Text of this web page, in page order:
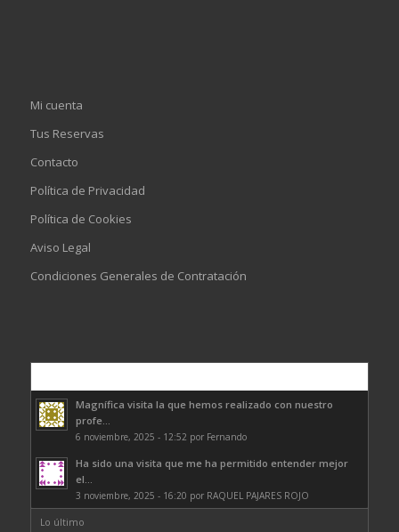
Mi cuenta
Tus Reservas
Contacto
Política de Privacidad
Política de Cookies
Aviso Legal
Condiciones Generales de Contratación
Magnífica visita la que hemos realizado con nuestro
profe...
6 noviembre, 2025 - 12:52 por Fernando
Ha sido una visita que me ha permitido entender mejor
el...
3 noviembre, 2025 - 16:20 por RAQUEL PAJARES ROJO
Lo último